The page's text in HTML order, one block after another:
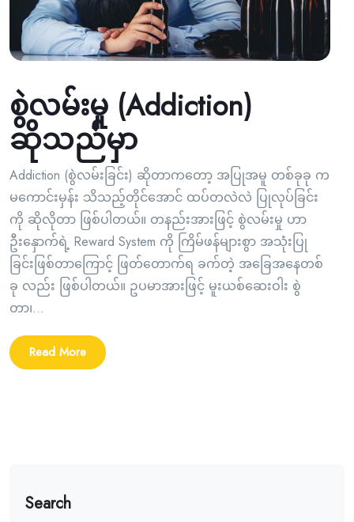
စွဲလမ်းမှု (Addiction)
ဆိုသည်မှာ
Addiction (စွဲလမ်းခြင်း) ဆိုတာကတော့ အပြုအမူ တစ်ခုခု က
မကောင်းမှန်း သိသည့်တိုင်အောင် ထပ်တလဲလဲ ပြုလုပ်ခြင်း
ကို ဆိုလိုတာ ဖြစ်ပါတယ်။ တနည်းအားဖြင့် စွဲလမ်းမှု ဟာ
ဦးနှောက်ရဲ့ Reward System ကို ကြိမ်ဖန်များစွာ အသုံးပြု
ခြင်းဖြစ်တာကြောင့် ဖြတ်တောက်ရ ခက်တဲ့ အခြေအနေတစ်
ခု လည်း ဖြစ်ပါတယ်။ ဥပမာအားဖြင့် မူးယစ်ဆေးဝါး စွဲ
တာ၊...
Read More
Search